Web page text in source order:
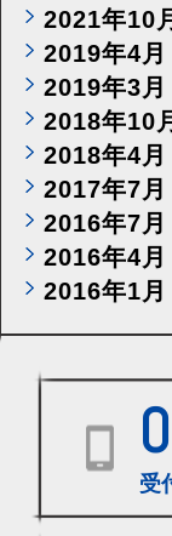
2021年10
2019年4月
2019年3月
2018年10
2018年4月
2017年7月
2016年7月
2016年4月
2016年1月
受